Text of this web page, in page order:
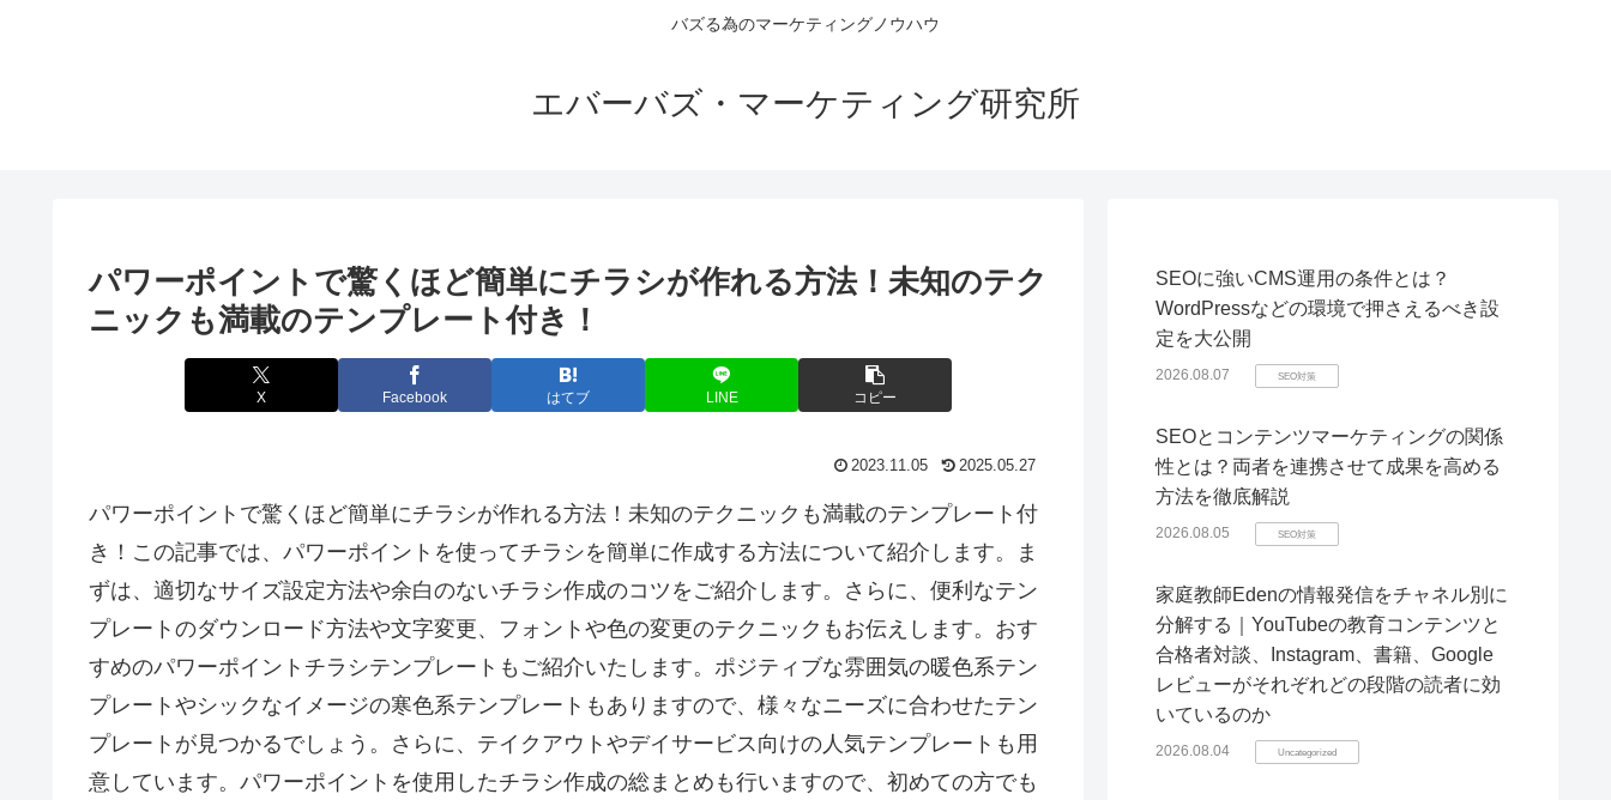
バズる為のマーケティングノウハウ
エバーバズ・マーケティング研究所
パワーポイントで驚くほど簡単にチラシが作れる方法！未知のテク
ニックも満載のテンプレート付き！
X Facebook はてブ LINE コピー
2023.11.05 2025.05.27
パワーポイントで驚くほど簡単にチラシが作れる方法！未知のテクニックも満載のテンプレート付
き！この記事では、パワーポイントを使ってチラシを簡単に作成する方法について紹介します。ま
ずは、適切なサイズ設定方法や余白のないチラシ作成のコツをご紹介します。さらに、便利なテン
プレートのダウンロード方法や文字変更、フォントや色の変更のテクニックもお伝えします。おす
すめのパワーポイントチラシテンプレートもご紹介いたします。ポジティブな雰囲気の暖色系テン
プレートやシックなイメージの寒色系テンプレートもありますので、様々なニーズに合わせたテン
プレートが見つかるでしょう。さらに、テイクアウトやデイサービス向けの人気テンプレートも用
意しています。パワーポイントを使用したチラシ作成の総まとめも行いますので、初めての方でも
SEOに強いCMS運用の条件とは？
WordPressなどの環境で押さえるべき設
定を大公開
2026.08.07 SEO対策
SEOとコンテンツマーケティングの関係
性とは？両者を連携させて成果を高める
方法を徹底解説
2026.08.05 SEO対策
家庭教師Edenの情報発信をチャネル別に
分解する｜YouTubeの教育コンテンツと
合格者対談、Instagram、書籍、Google
レビューがそれぞれどの段階の読者に効
いているのか
2026.08.04 Uncategorized